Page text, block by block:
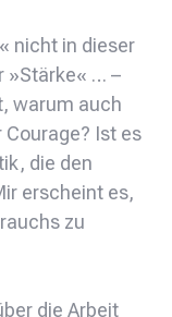
nicht in dieser
»Stärke« … –
warum auch
Ist es
die den
erscheint es,
zu
die Arbeit